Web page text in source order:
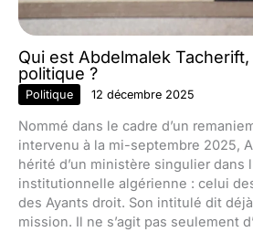
Qui est Abdelmalek Tacherift,
politique ?
Politique 12 décembre 2025
Nommé dans le cadre d’un
intervenu à la mi-septembre 2025,
hérité d’un ministère singulier dans
institutionnelle algérienne : celui
des Ayants droit. Son intitulé dit
mission. Il ne s’agit pas seulement